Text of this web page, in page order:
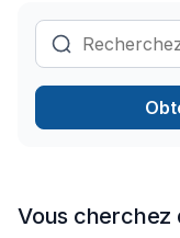
Vous cherchez